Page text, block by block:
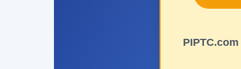
PIPTC.com